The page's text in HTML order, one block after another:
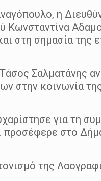
η
στη σημασία της
Σαλματάνης
στην κοινωνία
για τη
προσέφερε στο
της